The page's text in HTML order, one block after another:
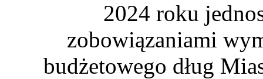
2024 roku
zobowiązaniami
budżetowego dług